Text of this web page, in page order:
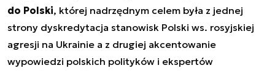
do Polski, której nadrzędnym celem była z jednej
strony dyskredytacja stanowisk Polski ws. rosyjskiej
agresji na Ukrainie a z drugiej akcentowanie
wypowiedzi polskich polityków i ekspertów